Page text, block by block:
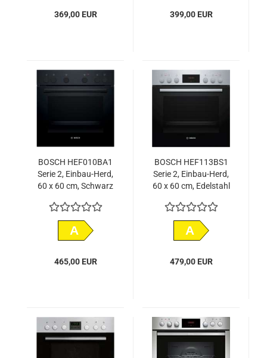
369,00 EUR 399,00 EUR
BOSCH HEF010BA1
Serie 2, Einbau-Herd,
60 x 60 cm, Schwarz
A
465,00 EUR
BOSCH HEF113BS1
Serie 2, Einbau-Herd,
60 x 60 cm, Edelstahl
A
479,00 EUR